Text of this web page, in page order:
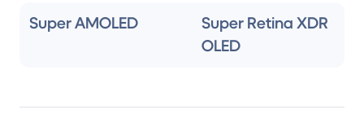
Super AMOLED
Super Retina XDR
OLED